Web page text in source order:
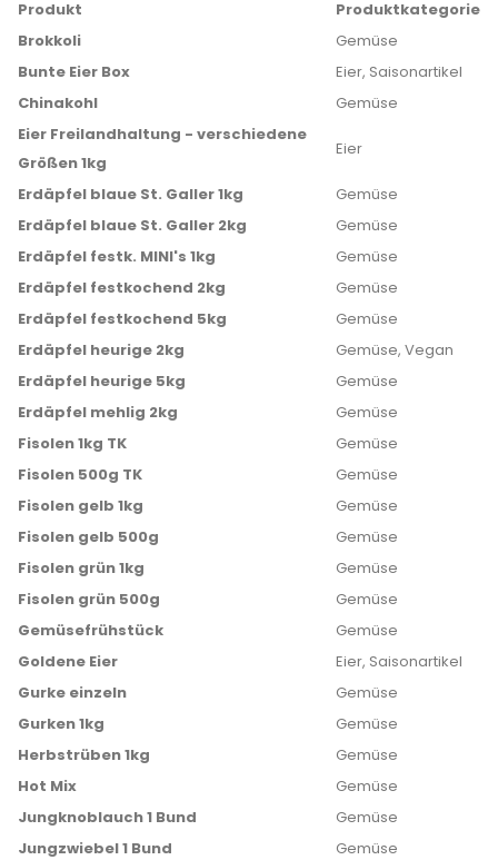
Produkt
Produktkategorie
Brokkoli
Gemüse
Bunte Eier Box
Eier, Saisonartikel
Chinakohl
Gemüse
Eier Freilandhaltung - verschiedene
Größen 1kg
Eier
Erdäpfel blaue St. Galler 1kg
Gemüse
Erdäpfel blaue St. Galler 2kg
Gemüse
Erdäpfel festk. MINI's 1kg
Gemüse
Erdäpfel festkochend 2kg
Gemüse
Erdäpfel festkochend 5kg
Gemüse
Erdäpfel heurige 2kg
Gemüse, Vegan
Erdäpfel heurige 5kg
Gemüse
Erdäpfel mehlig 2kg
Gemüse
Fisolen 1kg TK
Gemüse
Fisolen 500g TK
Gemüse
Fisolen gelb 1kg
Gemüse
Fisolen gelb 500g
Gemüse
Fisolen grün 1kg
Gemüse
Fisolen grün 500g
Gemüse
Gemüsefrühstück
Gemüse
Goldene Eier
Eier, Saisonartikel
Gurke einzeln
Gemüse
Gurken 1kg
Gemüse
Herbstrüben 1kg
Gemüse
Hot Mix
Gemüse
Jungknoblauch 1 Bund
Gemüse
Jungzwiebel 1 Bund
Gemüse